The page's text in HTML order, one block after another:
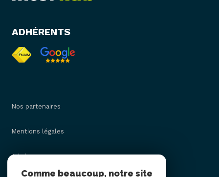
ADHÉRENTS
Nos partenaires
Mentions légales
Admin
Comme beaucoup, notre site